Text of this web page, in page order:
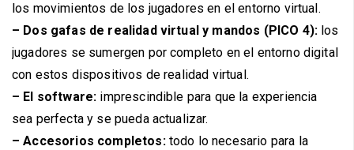
los movimientos de los jugadores en el entorno virtual.
– Dos gafas de realidad virtual y mandos (PICO 4): los
jugadores se sumergen por completo en el entorno digital
con estos dispositivos de realidad virtual.
– El software: imprescindible para que la experiencia
sea perfecta y se pueda actualizar.
– Accesorios completos:todo lo necesario para la